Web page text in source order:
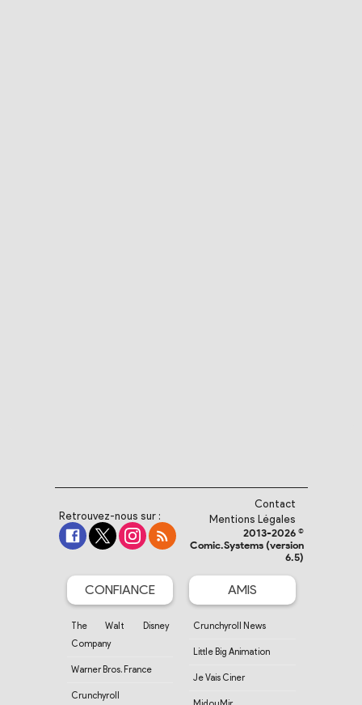
Retrouvez-nous sur :
Contact
Mentions Légales
2013-2026 ©
Comic.Systems (version
6.5)
CONFIANCE
The Walt Disney
Company
Warner Bros. France
Crunchyroll
AMIS
Crunchyroll News
Little Big Animation
Je Vais Ciner